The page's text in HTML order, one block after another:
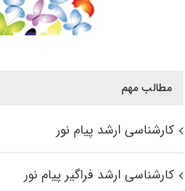
مطالب مهم
کارشناسی ارشد پیام نور
کارشناسی ارشد فراگیر پیام نور